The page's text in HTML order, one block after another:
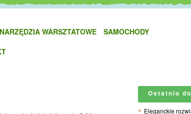
NARZĘDZIA WARSZTATOWE
SAMOCHODY
Ostatnio
Eleganckie